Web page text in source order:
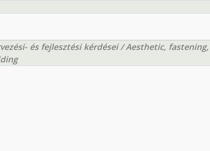
és fejlesztési kérdései / Aesthetic, fastening,